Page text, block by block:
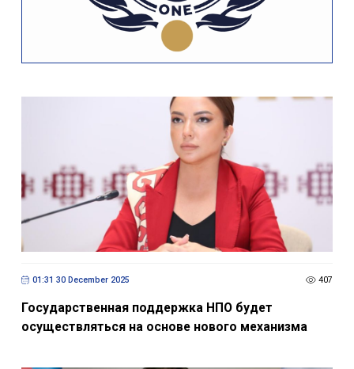
01:31 30 December 2025 407
Государственная поддержка НПО будет
осуществляться на основе нового механизма